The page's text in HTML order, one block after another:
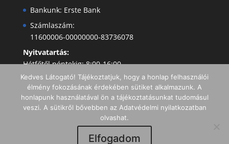
Bankunk: Erste Bank
Számlaszám:
11600006-00000000-83736078
Nyitvatartás:
Hétfőtől péntekig: 8:00-16:00
Kedves Látogató! Tájékoztatjuk, hogy a honlap felhasználói
élmény fokozásának érdekében sütiket alkalmazunk. A
honlapunk használatával ön a tájékoztatásunkat tudomásul
veszi. A sütikről bővebben az Adatvédelmi nyilatkozatban
olvashat.
Elfogadom